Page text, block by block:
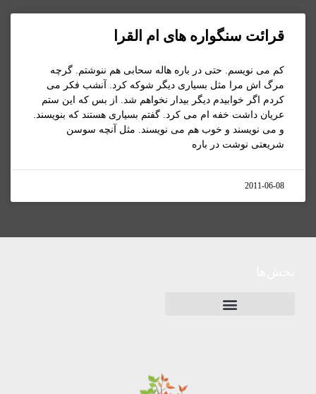
قرائت سنگواره های ام القرا
کم می نویسم. حتی در باره هاله سحابی هم ننوشتم. گرچه
مرگ اش مرا مثل بسیاری دیگر شوکه کرد. آنشب فکر می
کردم اگر خوابیدم دیگر بیدار نخواهم شد. از بس که این ستم
عریان داشت خفه ام می کرد. گفتم بسیاری هستند که بنویسند.
و می نویسند و خوب هم می نویسند. مثل آنچه سوسن
شریعتی نوشت در باره
2011-06-08